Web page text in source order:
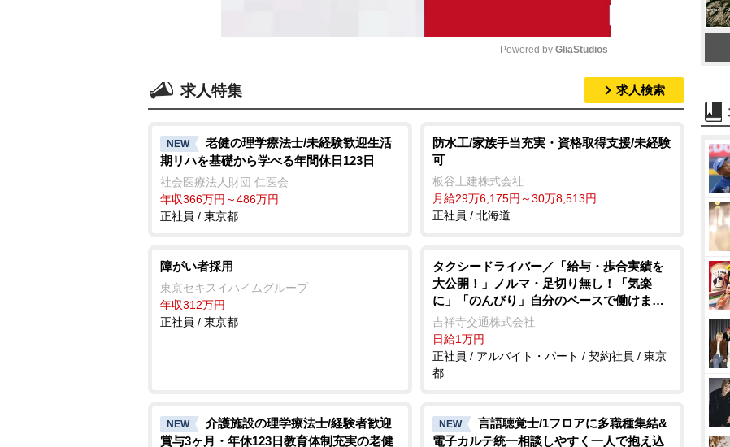
t
Powered by GliaStudios
求人特集 求人検索
NEW
老健の理学療法士/未経験歓迎生活
期リハを基礎から学べる年間休日123日
社会医療法人財団 仁医会
年収366万円～486万円
正社員 / 東京都
防水工/家族手当充実・資格取得支援/未経験
可
板谷土建株式会社
月給29万6,175円～30万8,513円
正社員 / 北海道
障がい者採用
東京セキスイハイムグループ
年収312万円
正社員 / 東京都
タクシードライバー／「給与・歩合実績を
大公開！」ノルマ・足切り無し！「気楽
に」「のんびり」自分のペースで働けます
毎月4連休のシフト！(明番込)なのでプライ
ベートも充実できます♪
吉祥寺交通株式会社
日給1万円
正社員 / アルバイト・パート / 契約社員 / 東京
都
NEW
介護施設の理学療法士/経験者歓迎
賞与3ヶ月・年休123日教育体制充実の老健
NEW
言語聴覚士/1フロアに多職種集結&
電子カルテ統一相談しやすく一人で抱え込